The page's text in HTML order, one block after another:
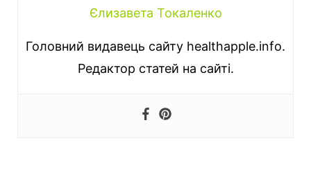
Єлизавета Токаленко
Головний видавець сайту healthapple.info.
Редактор статей на сайті.